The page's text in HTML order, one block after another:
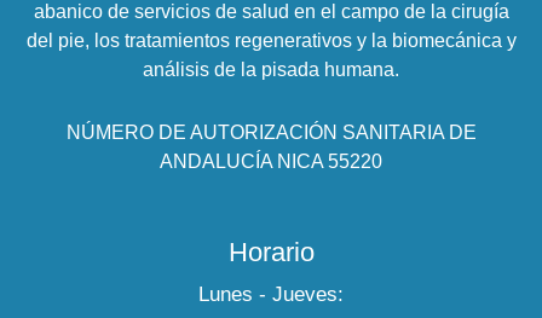
abanico de servicios de salud en el campo de la cirugía
del pie, los tratamientos regenerativos y la biomecánica y
análisis de la pisada humana.
NÚMERO DE AUTORIZACIÓN SANITARIA DE
ANDALUCÍA NICA 55220
Horario
Lunes - Jueves: